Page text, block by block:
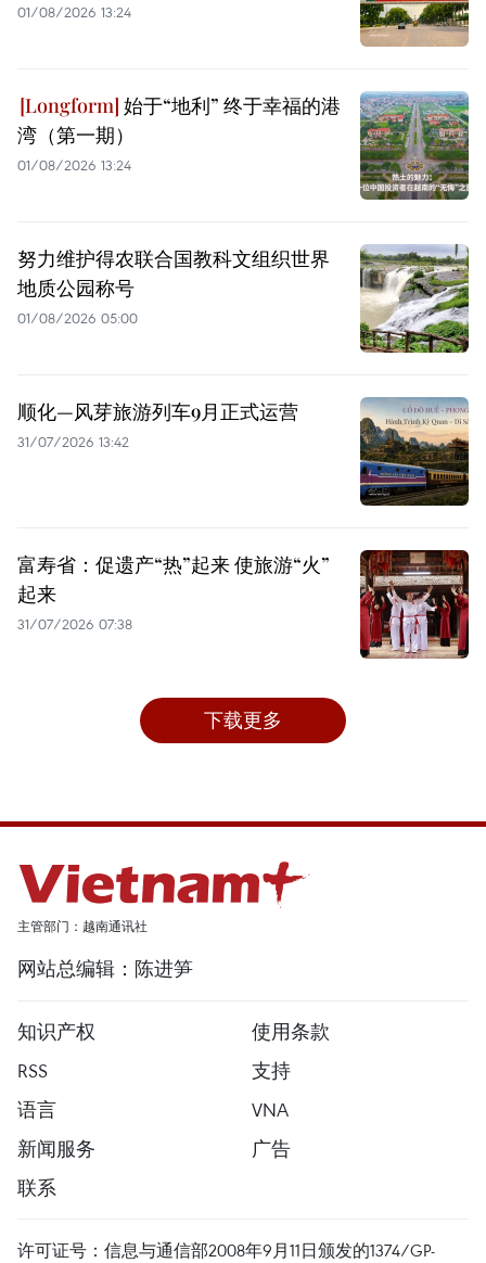
01/08/2026 13:24
始于“地利” 终于幸福的港
湾（第一期）
01/08/2026 13:24
努力维护得农联合国教科文组织世界
地质公园称号
01/08/2026 05:00
顺化—风芽旅游列车9月正式运营
31/07/2026 13:42
富寿省：促遗产“热”起来 使旅游“火”
起来
31/07/2026 07:38
下载更多
主管部门：越南通讯社
网站总编辑：陈进笋
知识产权
使用条款
RSS
支持
语言
VNA
新闻服务
广告
联系
许可证号：信息与通信部2008年9月11日颁发的1374/GP-